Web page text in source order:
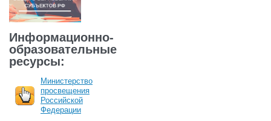
Информационно-
образовательные
ресурсы:
Министерство
просвещения
Российской
Федерации